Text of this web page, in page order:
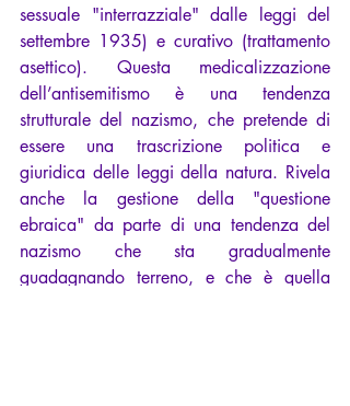
sessuale "interrazziale" dalle leggi del
settembre 1935) e curativo (trattamento
asettico). Questa medicalizzazione
dell’antisemitismo è una tendenza
strutturale del nazismo, che pretende di
essere una trascrizione politica e
giuridica delle leggi della natura. Rivela
anche la gestione della "questione
ebraica" da parte di una tendenza del
nazismo che sta gradualmente
guadagnando terreno, e che è quella